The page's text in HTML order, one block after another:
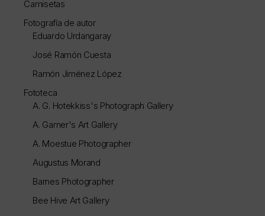
Camisetas
Fotografía de autor
Eduardo Urdangaray
José Ramón Cuesta
Ramón Jiménez López
Fototeca
A. G. Hotekkiss's Photograph Gallery
A. Garner's Art Gallery
A. Moestue Photographer
Augustus Morand
Barnes Photographer
Bee Hive Art Gallery